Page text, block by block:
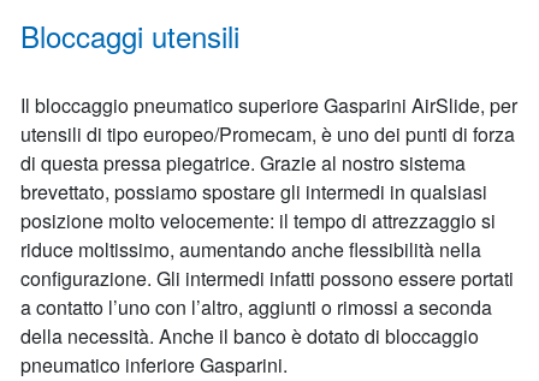
Bloccaggi utensili
Il bloccaggio pneumatico superiore Gasparini AirSlide, per
utensili di tipo europeo/Promecam, è uno dei punti di forza
di questa pressa piegatrice. Grazie al nostro sistema
brevettato, possiamo spostare gli intermedi in qualsiasi
posizione molto velocemente: il tempo di attrezzaggio si
riduce moltissimo, aumentando anche flessibilità nella
configurazione. Gli intermedi infatti possono essere portati
a contatto l’uno con l’altro, aggiunti o rimossi a seconda
della necessità. Anche il banco è dotato di bloccaggio
pneumatico inferiore Gasparini.